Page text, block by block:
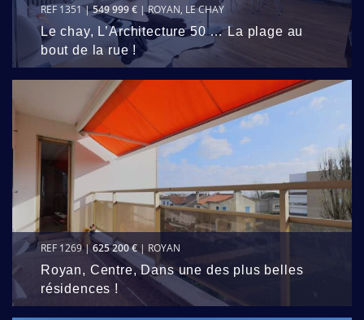
REF 1351 |549 999 € | ROYAN, LE CHAY
Le chay, L’Architecture 50 … La plage au
bout de la rue !
REF 1269 |625 200 €| ROYAN
Royan, Centre, Dans une des plus belles
résidences !